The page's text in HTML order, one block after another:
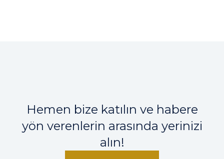
Hemen bize katılın ve habere
yön verenlerin arasında yerinizi
alın!